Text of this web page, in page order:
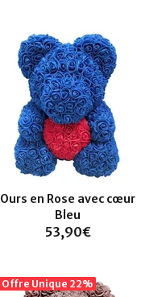
Ours en Rose avec cœur
Bleu
53,90€
Offre Unique 22%